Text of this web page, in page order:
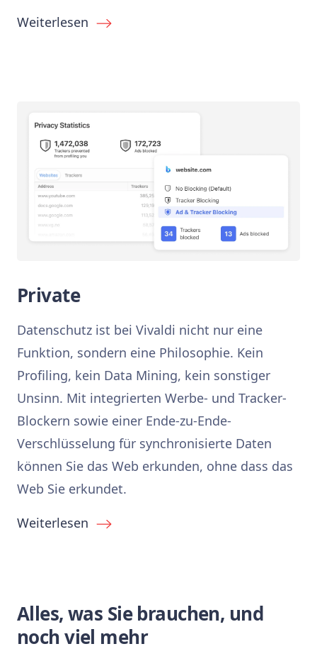
Weiterlesen
Private
Datenschutz ist bei Vivaldi nicht nur eine
Funktion, sondern eine Philosophie. Kein
Profiling, kein Data Mining, kein sonstiger
Unsinn. Mit integrierten Werbe- und Tracker-
Blockern sowie einer Ende-zu-Ende-
Verschlüsselung für synchronisierte Daten
können Sie das Web erkunden, ohne dass das
Web Sie erkundet.
Weiterlesen
Alles, was Sie brauchen, und
noch viel mehr